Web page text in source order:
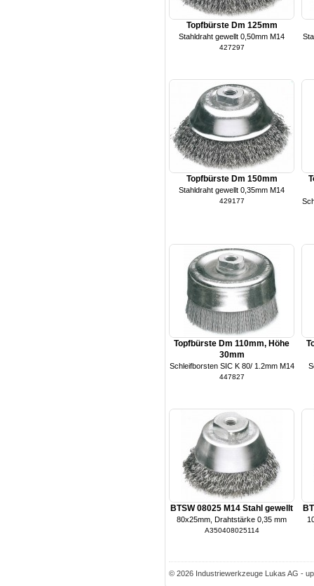
Topfbürste Dm 125mm
Stahldraht gewellt 0,50mm M14
427297
Topfbürste Dm 150mm
Stahldraht gewellt 0,35mm M14
429177
Topfbürste Dm 110mm, Höhe
30mm
Schleifborsten SIC K 80/ 1.2mm M14
447827
BTSW 08025 M14 Stahl gewellt
80x25mm, Drahtstärke 0,35 mm
A350408025114
© 2026 Industriewerkzeuge Lukas AG -